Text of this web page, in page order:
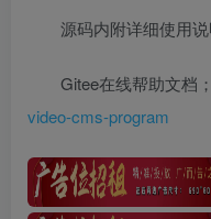
源码内附详细使用说
Gitee在线帮助文档；
video-cms-program